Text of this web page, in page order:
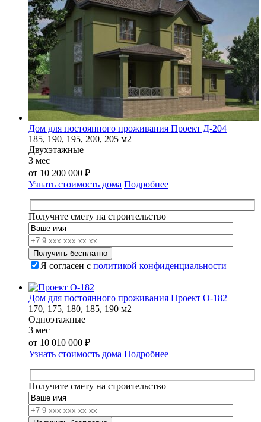
Дом для постоянного проживания Проект Д-204
185, 190, 195, 200, 205 м2
Двухэтажные
3 мес
от 10 200 000 ₽
Узнать стоимость дома Подробнее
Получите смету на строительство
Я согласен с политикой конфиденциальности
Дом для постоянного проживания Проект О-182
170, 175, 180, 185, 190 м2
Одноэтажные
3 мес
от 10 010 000 ₽
Узнать стоимость дома Подробнее
Получите смету на строительство